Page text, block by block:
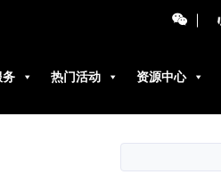
务 热门活动 资源中心